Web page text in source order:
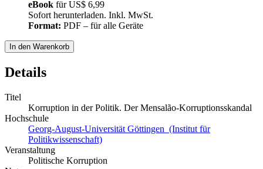
eBook fürUS$ 6,99
Sofort herunterladen. Inkl. MwSt.
Format: PDF – für alle Geräte
In den Warenkorb
Details
Titel
Korruption in der Politik. Der Mensalão-Korruptionsskandal
Hochschule
Georg-August-Universität Göttingen (Institut für
Politikwissenschaft)
Veranstaltung
Politische Korruption